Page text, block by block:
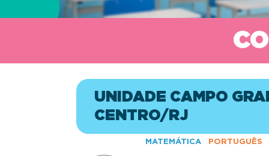
UNIDADE CAMPO
CENTRO/RJ
MATEMÁTICA PORTUGUÊS